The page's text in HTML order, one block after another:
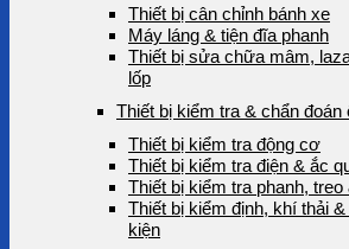
Thiết bị cân chỉnh bánh xe
Máy láng & tiện đĩa phanh
Thiết bị sửa chữa mâm,
lốp
Thiết bị kiểm tra & chẩn đoán
Thiết bị kiểm tra động cơ
Thiết bị kiểm tra điện & ắc
Thiết bị kiểm tra phanh, treo
Thiết bị kiểm định, khí thải &
kiện